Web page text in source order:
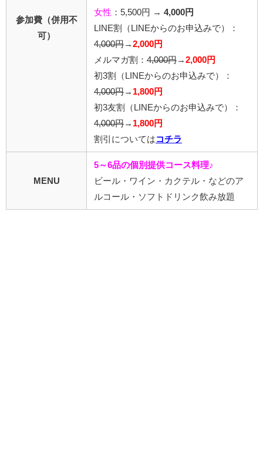
参加費（併用不
可）
女性 ：5,500円 → 4,000円
LINE割
（LINEからのお申込みで）
：
4,000円 → 2,000円
メルマガ割： 4,000円 → 2,000円
初3割
（LINEからのお申込みで）
：
4,000円 → 1,800円
初3友割
（LINEからのお申込みで）
：
4,000円 → 1,800円
割引については コチラ
MENU
5～6品の個別提供コース料理♪
ビール・ワイン・カクテル・などのア
ルコール・ソフトドリンク飲み放題